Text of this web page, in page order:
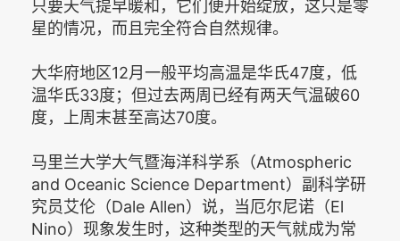
只要天气提早暖和，它们便开始绽放，这只是零
星的情况，而且完全符合自然规律。
大华府地区12月一般平均高温是华氏47度，低
温华氏33度；但过去两周已经有两天气温破60
度，上周末甚至高达70度。
马里兰大学大气暨海洋科学系（Atmospheric
and Oceanic Science Department）副科学研
究员艾伦（Dale Allen）说，当厄尔尼诺（El
Nino）现象发生时，这种类型的天气就成为常